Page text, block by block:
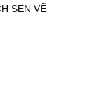
SEN VẼ